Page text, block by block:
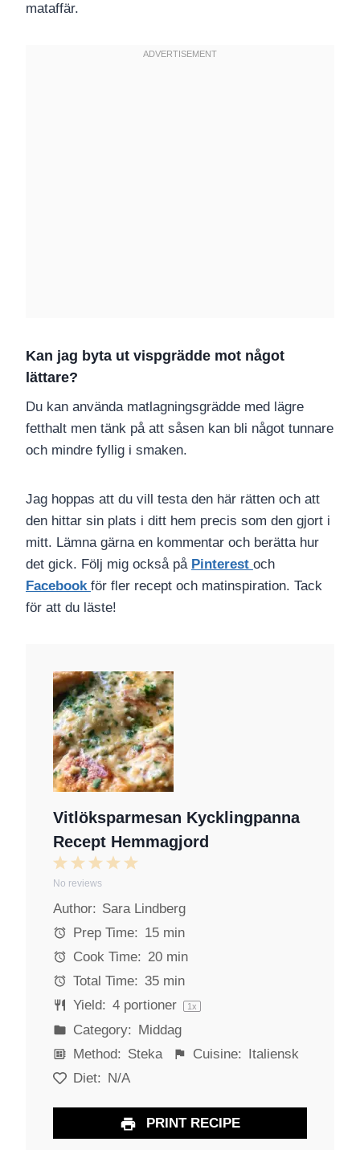
mataffär.
Kan jag byta ut vispgrädde mot något
lättare?
Du kan använda matlagningsgrädde med lägre
fetthalt men tänk på att såsen kan bli något tunnare
och mindre fyllig i smaken.
Jag hoppas att du vill testa den här rätten och att
den hittar sin plats i ditt hem precis som den gjort i
mitt. Lämna gärna en kommentar och berätta hur
det gick. Följ mig också på Pinterest och
Facebook för fler recept och matinspiration. Tack
för att du läste!
Vitlöksparmesan Kycklingpanna
Recept Hemmagjord
5
t
r
4
t
a
r
s
3
t
a
r
s
2
S
t
a
r
s
1
S
t
a
No reviews
Author: Sara Lindberg
Prep Time: 15 min
Cook Time: 20 min
Total Time: 35 min
Yield: 4portioner 1x
Category: Middag
Method: Steka Cuisine: Italiensk
Diet: N/A
PRINT RECIPE